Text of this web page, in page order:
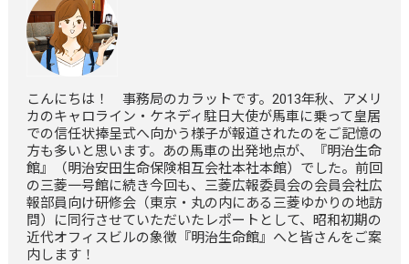
こんにちは！ 事務局のカラットです。2013年秋、アメリ
カのキャロライン・ケネディ駐日大使が馬車に乗って皇居
での信任状捧呈式へ向かう様子が報道されたのをご記憶の
方も多いと思います。あの馬車の出発地点が、『明治生命
館』（明治安田生命保険相互会社本社本館）でした。前回
の三菱一号館に続き今回も、三菱広報委員会の会員会社広
報部員向け研修会（東京・丸の内にある三菱ゆかりの地訪
問）に同行させていただいたレポートとして、昭和初期の
近代オフィスビルの象徴『明治生命館』へと皆さんをご案
内します！